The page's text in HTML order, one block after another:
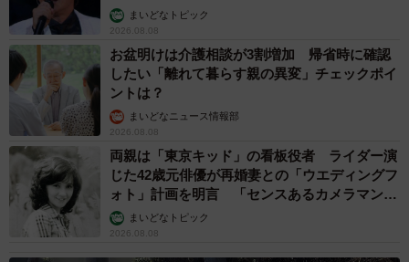
まいどなトピック
2026.08.08
お盆明けは介護相談が3割増加 帰省時に確認
したい「離れて暮らす親の異変」チェックポイ
ントは？
まいどなニュース情報部
2026.08.08
両親は「東京キッド」の看板役者 ライダー演
じた42歳元俳優が再婚妻との「ウエディングフ
ォト」計画を明言 「センスあるカメラマン求
む」まいどなトピック
2026.08.08